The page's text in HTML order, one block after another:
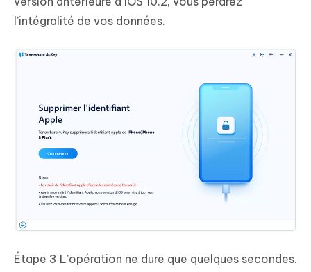
l’intégralité de vos données.
Étape 3 L’opération ne dure que quelques secondes.